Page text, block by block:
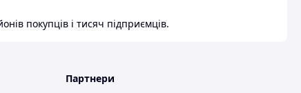
покупців і тисяч підприємців.
Партнери